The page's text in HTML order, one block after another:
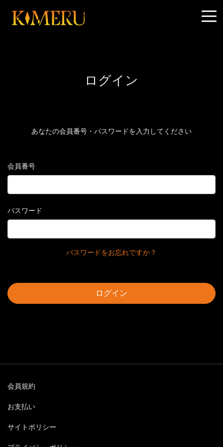
ログイン
あなたの会員番号・パスワードを入力してください
会員番号
パスワード
パスワードをお忘れですか？
ログイン
会員規約
お支払い
サイトポリシー